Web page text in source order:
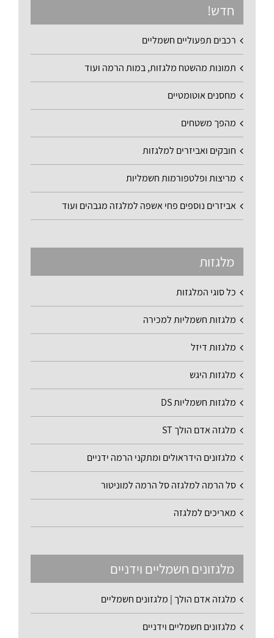
חדש!
רכבים תפעוליים חשמליים
תמונות מהשטח מלגזות, במות הרמה ועוד
מחסנים אוטומטיים
מהפך משטחים
חובקים ואביזרים למלגזות
מריצות ופלטפורמות חשמליות
אביזרים נוספים פחי אשפה למלגזה מגבהים ועוד
מלגזות
כל סוגי המלגזות
מלגזות חשמליות למכירה
מלגזות דיזל
מלגזות היגש
מלגזות חשמליות DS
מלגזה אדם הולך ST
מלגזונים הידראולים ומתקני הרמה ידניים
סל הרמה למלגזה סל הרמה למוניטור
מאריכים למלגזה
מלגזונים חשמליים וידניים
מלגזה אדם הולך | מלגזונים חשמליים
מלגזונים חשמליים וידניים